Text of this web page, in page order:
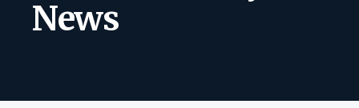
News